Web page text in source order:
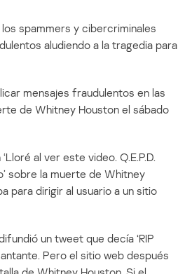
spammers y cibercriminales
aludiendo a la tragedia para
mensajes fraudulentos en las
de Whitney Houston el sábado
al ver este video. Q.E.P.D.
sobre la muerte de Whitney
para dirigir al usuario a un sitio
un tweet que decía ‘RIP
Pero el sitio web después